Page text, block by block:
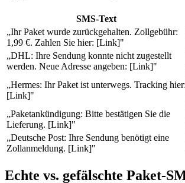
SMS-Text
„Ihr Paket wurde zurückgehalten. Zollgebühr:
1,99 €. Zahlen Sie hier: [Link]"
„DHL: Ihre Sendung konnte nicht zugestellt
werden. Neue Adresse angeben: [Link]"
„Hermes: Ihr Paket ist unterwegs. Tracking hier:
[Link]"
„Paketankündigung: Bitte bestätigen Sie die
Lieferung. [Link]"
„Deutsche Post: Ihre Sendung benötigt eine
Zollanmeldung. [Link]"
Echte vs. gefälschte Paket-